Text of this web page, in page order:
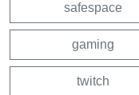
safespace
gaming
twitch